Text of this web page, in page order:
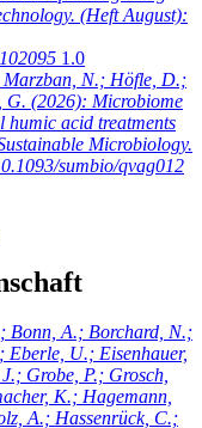
(Heft August):
1.0
Marzban, N.; Höfle, D.;
G. (2026): Microbiome
acid treatments
Microbiology.
sumbio/qvag012
Bonn, A.; Borchard, N.;
U.; Eisenhauer,
Grobe, P.; Grosch,
K.; Hagemann,
A.; Hassenrück, C.;